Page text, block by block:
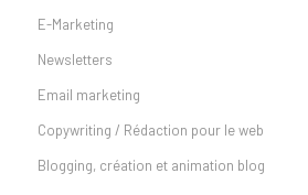
E-Marketing
Newsletters
Email marketing
Copywriting / Rédaction pour le web
Blogging, création et animation blog